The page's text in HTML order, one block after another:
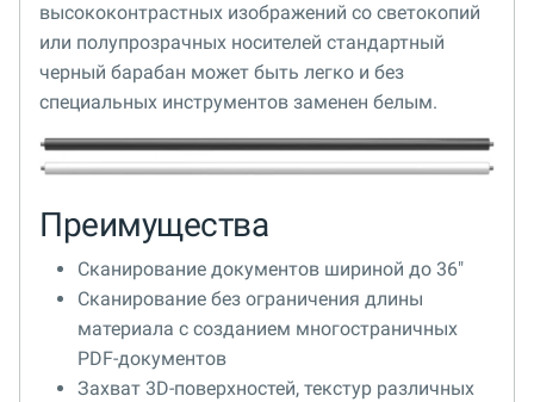
высококонтрастных изображений со светокопий
или полупрозрачных носителей стандартный
черный барабан может быть легко и без
специальных инструментов заменен белым.
Преимущества
Сканирование документов шириной до 36"
Сканирование без ограничения длины
материала с созданием многостраничных
PDF-документов
Захват 3D-поверхностей, текстур различных